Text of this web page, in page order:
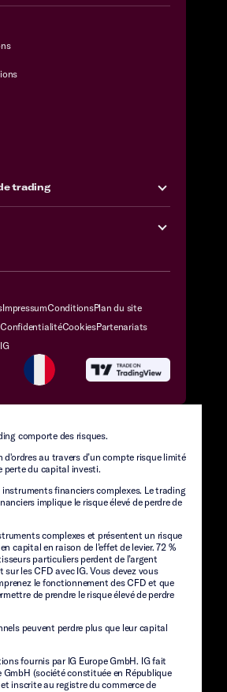
trading
ImpressumConditionsPlan du site
ConfidentialitéCookiesPartenariats
comporte des risques.
d'ordres au travers d’un compte risque limité
perte du capital investi.
financiers complexes. Le trading
implique le risque élevé de perdre de
complexes et présentent un risque
capital en raison de l’effet de levier. 72 %
particuliers perdent de l’argent
sur les CFD avec IG. Vous devez vous
le fonctionnement des CFD et que
de prendre le risque élevé de perdre
peuvent perdre plus que leur capital
fournis par IG Europe GmbH. IG fait
GmbH (société constituée en République
inscrite au registre du commerce de